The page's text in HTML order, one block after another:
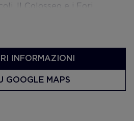
Il Colosseo e i Fori
più visitati al mondo,
INFORMAZIONI
GOOGLE MAPS